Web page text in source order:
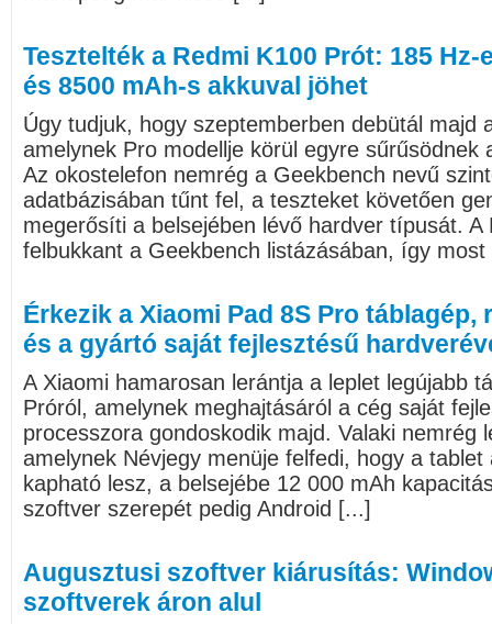
Tesztelték a Redmi K100 Prót: 185
és 8500 mAh-s akkuval jöhet
Úgy tudjuk, hogy szeptemberben debütál majd
amelynek Pro modellje körül egyre sűrűsödnek
Az okostelefon nemrég a Geekbench nevű
adatbázisában tűnt fel, a teszteket követően
megerősíti a belsejében lévő hardver típusát. A
felbukkant a Geekbench listázásában, így
Érkezik a Xiaomi Pad 8S Pro táblagép,
és a gyártó saját fejlesztésű
A Xiaomi hamarosan lerántja a leplet legújabb
Próról, amelynek meghajtásáról a cég saját
processzora gondoskodik majd. Valaki nemrég
amelynek Névjegy menüje felfedi, hogy a
kapható lesz, a belsejébe 12 000 mAh
szoftver szerepét pedig Android [...]
Augusztusi szoftver kiárusítás:
szoftverek áron alul